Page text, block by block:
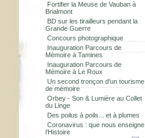
Fortifier la Meuse de Vauban à
Brialmont
BD sur les tirailleurs pendant la
Grande Guerre
Concours photographique
Inauguration Parcours de
Mémoire à Tamines
Inauguration Parcours de
Mémoire à Le Roux
Un second tronçon d'un tourisme
de mémoire
Orbey - Son & Lumière au Collet
du Linge
Des poilus à poils... et à plumes
Coronavirus : que nous enseigne
l’Histoire